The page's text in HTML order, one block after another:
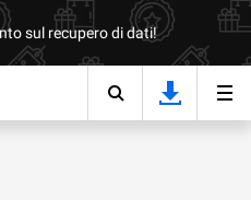
sul recupero di dati!